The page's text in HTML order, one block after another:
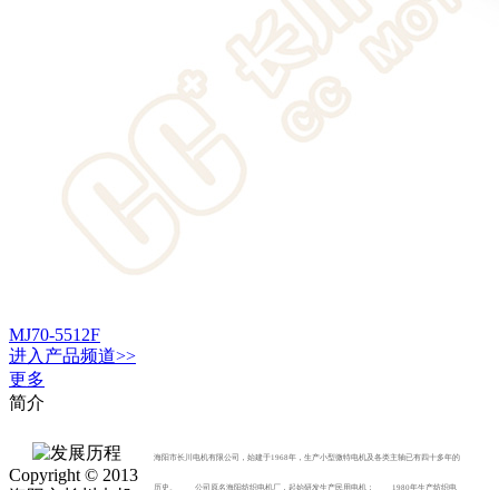
MJ70-5512F
进入 产品频道>>
更多
简介
海阳市长川电机有限公司，始建于1968年，生产小型微特电机及各类主轴已有四十多年的
历史。 公司原名海阳纺织电机厂，起始研发生产民用电机； 1980年生产纺织电
Copyright © 2013